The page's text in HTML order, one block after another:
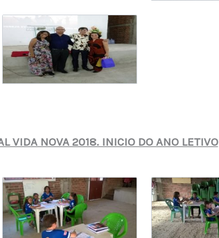
VIDA NOVA 2018. INICIO DO ANO LETIVO